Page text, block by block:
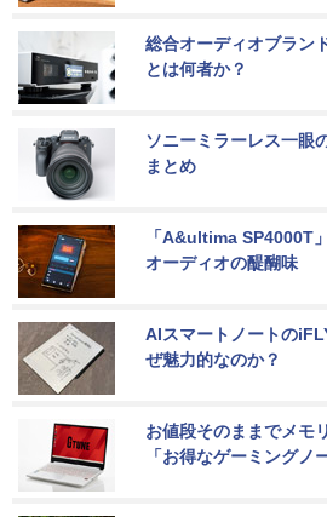
総合オーディオブラン
とは何者か？
ソニーミラーレス一眼
まとめ
「A&ultima SP4000T
オーディオの醍醐味
AIスマートノートの
ぜ魅力的なのか？
お値段そのままでメモ
「お得なゲーミングノ